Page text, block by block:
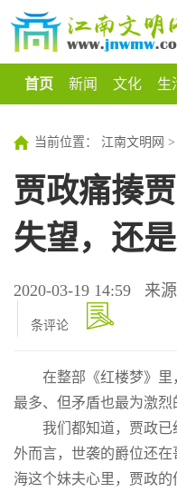
首页 新闻 文化 生
当前位置： 江南文明网 >
贾政痛揍
失望，还
2020-03-19 14:59 来
条评论
在整部《红楼梦》
最多、但矛盾也最为激烈
我们都知道，贾政
外而言，世袭的爵位还
海这个妹夫心里，贾政的